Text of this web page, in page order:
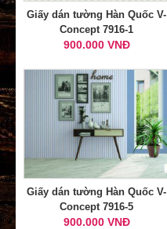
Giấy dán tường Hàn Quốc V-
Concept 7916-1
900.000 VNĐ
Giấy dán tường Hàn Quốc V-
Concept 7916-5
900.000 VNĐ